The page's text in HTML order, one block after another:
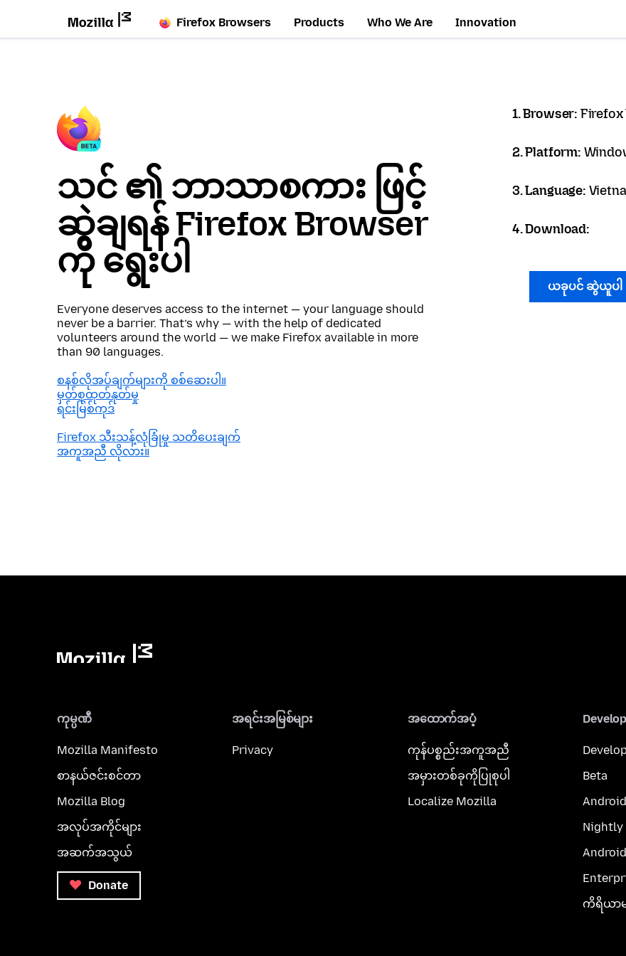
Firefox Browsers Products Who We Are Innovation
သင် ၏ ဘာသာစကား ဖြင့်
ဆွဲချရန် Firefox Browser
ကို ရွေးပါ
Everyone deserves access to the internet — your language should
never be a barrier. That’s why — with the help of dedicated
volunteers around the world — we make Firefox available in more
than 90 languages.
စနစ်လိုအပ်ချက်များကို စစ်ဆေးပါ။
မှတ်စုထုတ်နုတ်မှု
ရင်းမြစ်ကုဒ်
Firefox သီးသန့်လုံခြုံမှု သတိပေးချက်
အကူအညီ လိုလား။
1. Browser: Firefox
2. Platform:
3. Language:
4. Download:
ယခုပင် ဆွဲယူပါ
ကုမ္ပဏီ
Mozilla Manifesto
စာနယ်ဇင်းစင်တာ
Mozilla Blog
အလုပ်အကိုင်များ
အဆက်အသွယ်
Donate
အရင်းအမြစ်များ
Privacy
အထောက်အပံ့
ကုန်ပစ္စည်းအကူအညီ
အမှားတစ်ခုကိုပြုစုပါ
Localize Mozilla
Beta
Nightly
ကိရိယာမ